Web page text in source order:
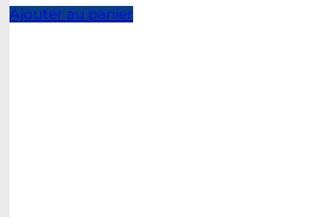
Ajouter au panier